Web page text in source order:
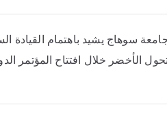
سوهاج يشيد باهتمام القيادة
الأخضر خلال افتتاح المؤتمر